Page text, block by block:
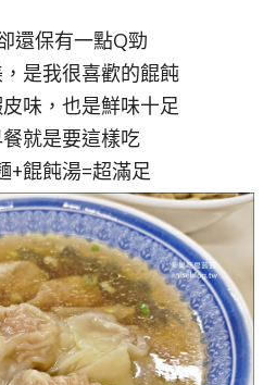
還保有一點Q勁
是我很喜歡的餛飩
味，也是鮮味十足
就是要這樣吃
+餛飩湯=超滿足